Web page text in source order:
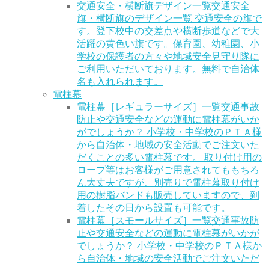
交通安全・横断旗デザイン一覧交通安全
旗・横断旗のデザイン一覧 交通安全の旗で
す。登下校中の交差点や横断歩道などで大
活躍の黄色い旗です。保育園、幼稚園、小
学校の保護者の方々や地域安全見守り隊に
ご利用いただいております。無料で自治体
名も入れられます。
電柱幕
電柱幕［レギュラーサイズ］一覧交通事故
防止や交通安全などの運動に電柱幕がいか
がでしょうか？ 小学校・中学校のＰＴＡ様
から自治体・地域の安全活動でご注文いた
だくことの多い電柱幕です。 取り付け用の
ロープ等はお客様がご用意されてももちろ
ん大丈夫ですが、別売りで電柱幕取り付け
用の樹脂バンドも販売していますので、到
着したその日から設置も可能です。
電柱幕［スモールサイズ］一覧交通事故防
止や交通安全などの運動に電柱幕がいかが
でしょうか？ 小学校・中学校のＰＴＡ様か
ら自治体・地域の安全活動でご注文いただ